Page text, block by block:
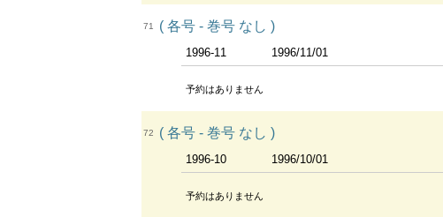
71 ( 各号 - 巻号 なし )
1996-11 1996/11/01
予約はありません
72 ( 各号 - 巻号 なし )
1996-10 1996/10/01
予約はありません